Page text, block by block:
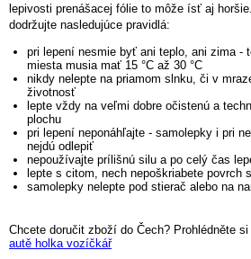
lepivosti prenášacej fólie to môže ísť aj
dodržujte nasledujúce pravidlá:
pri lepení nesmie byť ani teplo, ani zima -
miesta musia mať 15 °C až 30 °C
nikdy nelepte na priamom slnku, či v
životnosť
lepte vždy na veľmi dobre očistenú a
plochu
pri lepení neponáhľajte - samolepky i pri
nejdú odlepiť
nepoužívajte prílišnú silu a po celý čas
lepte s citom, nech nepoškriabete povrch
samolepky nelepte pod stierač alebo na
Chcete doručit zboží do Čech? Prohlédněte
autě holka vozíčkář